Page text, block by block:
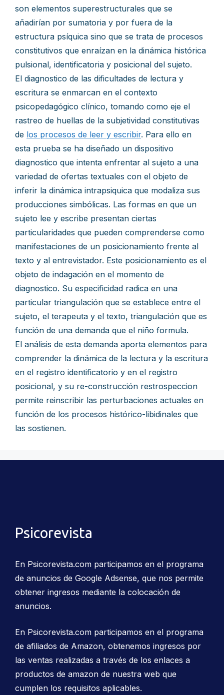
son elementos superestructurales que se
añadirían por sumatoria y por fuera de la
estructura psíquica sino que se trata de procesos
constitutivos que enraízan en la dinámica histórica
pulsional, identificatoria y posicional del sujeto.
El diagnostico de las dificultades de lectura y
escritura se enmarcan en el contexto
psicopedagógico clínico, tomando como eje el
rastreo de huellas de la subjetividad constitutivas
de los procesos de leer y escribir. Para ello en
esta prueba se ha diseñado un dispositivo
diagnostico que intenta enfrentar al sujeto a una
variedad de ofertas textuales con el objeto de
inferir la dinámica intrapsiquica que modaliza sus
producciones simbólicas. Las formas en que un
sujeto lee y escribe presentan ciertas
particularidades que pueden comprenderse como
manifestaciones de un posicionamiento frente al
texto y al entrevistador. Este posicionamiento es el
objeto de indagación en el momento de
diagnostico. Su especificidad radica en una
particular triangulación que se establece entre el
sujeto, el terapeuta y el texto, triangulación que es
función de una demanda que el niño formula.
El análisis de esta demanda aporta elementos para
comprender la dinámica de la lectura y la escritura
en el registro identificatorio y en el registro
posicional, y su re-construcción restrospeccion
permite reinscribir las perturbaciones actuales en
función de los procesos histórico-libidinales que
las sostienen.
Psicorevista
En Psicorevista.com participamos en el programa
de anuncios de Google Adsense, que nos permite
obtener ingresos mediante la colocación de
anuncios.
En Psicorevista.com participamos en el programa
de afiliados de Amazon, obtenemos ingresos por
las ventas realizadas a través de los enlaces a
productos de amazon de nuestra web que
cumplen los requisitos aplicables.